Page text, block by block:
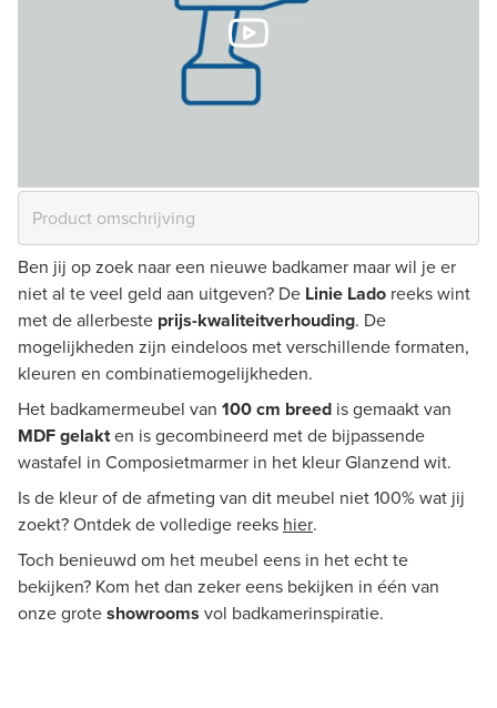
Ben jij op zoek naar een nieuwe badkamer maar wil je er
niet al te veel geld aan uitgeven? De Linie Lado reeks wint
met de allerbeste prijs-kwaliteitverhouding. De
mogelijkheden zijn eindeloos met verschillende formaten,
kleuren en combinatiemogelijkheden.
Het badkamermeubel van 100 cm breed is gemaakt van
MDF gelakten is gecombineerd met de bijpassende
wastafel in Composietmarmer in het kleur Glanzend wit.
Is de kleur of de afmeting van dit meubel niet 100% wat jij
zoekt? Ontdek de volledige reeks hier.
Toch benieuwd om het meubel eens in het echt te
bekijken? Kom het dan zeker eens bekijken in één van
onze groteshowrooms vol badkamerinspiratie.